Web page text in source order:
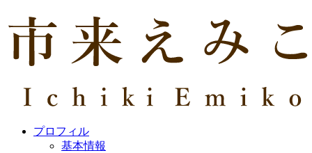
プロフィル
基本情報